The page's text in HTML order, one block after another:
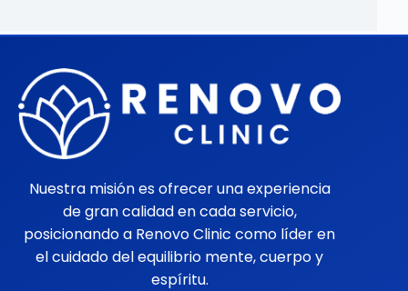
Nuestra misión es ofrecer una experiencia
de gran calidad en cada servicio,
posicionando a Renovo Clinic como líder en
el cuidado del equilibrio mente, cuerpo y
espíritu.